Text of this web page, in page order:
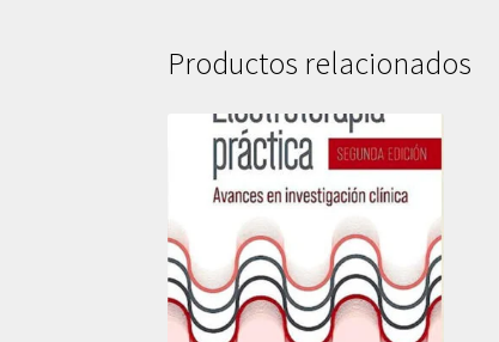
Productos relacionados